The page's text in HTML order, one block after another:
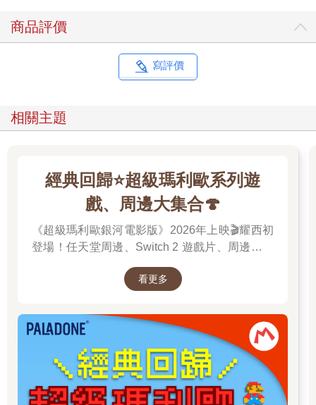
商品評價
寫評價
相關主題
經典回歸⭐超級瑪利歐系列遊
戲、周邊大集合🍄
《超級瑪利歐銀河電影版》2026年上映🎬耀西初
登場！任天堂周邊、Switch 2 遊戲片、周邊配件
一次收藏，擁抱你的美好童年⭐
看更多